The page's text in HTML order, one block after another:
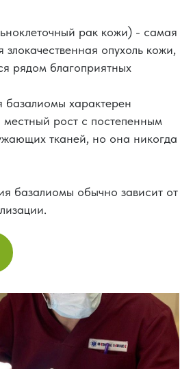
рак кожи) - самая
опухоль кожи,
рядом благоприятных
базалиомы характерен
рост с постепенным
тканей, но она никогда
базалиомы обычно зависит от